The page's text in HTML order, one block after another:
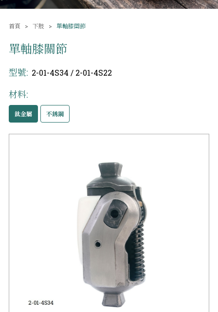
首頁 下肢 單軸膝關節
單軸膝關節
型號: 2-01-4S34 / 2-01-4S22
材料:
鈦金屬 不銹鋼